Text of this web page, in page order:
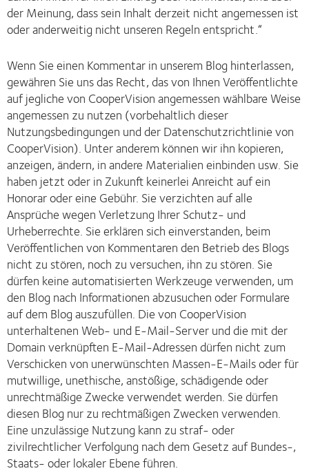
der Meinung, dass sein Inhalt derzeit nicht angemessen ist
oder anderweitig nicht unseren Regeln entspricht.“
Wenn Sie einen Kommentar in unserem Blog hinterlassen,
gewähren Sie uns das Recht, das von Ihnen Veröffentlichte
auf jegliche von CooperVision angemessen wählbare Weise
angemessen zu nutzen (vorbehaltlich dieser
Nutzungsbedingungen und der Datenschutzrichtlinie von
CooperVision). Unter anderem können wir ihn kopieren,
anzeigen, ändern, in andere Materialien einbinden usw. Sie
haben jetzt oder in Zukunft keinerlei Anreicht auf ein
Honorar oder eine Gebühr. Sie verzichten auf alle
Ansprüche wegen Verletzung Ihrer Schutz- und
Urheberrechte. Sie erklären sich einverstanden, beim
Veröffentlichen von Kommentaren den Betrieb des Blogs
nicht zu stören, noch zu versuchen, ihn zu stören. Sie
dürfen keine automatisierten Werkzeuge verwenden, um
den Blog nach Informationen abzusuchen oder Formulare
auf dem Blog auszufüllen. Die von CooperVision
unterhaltenen Web- und E-Mail-Server und die mit der
Domain verknüpften E-Mail-Adressen dürfen nicht zum
Verschicken von unerwünschten Massen-E-Mails oder für
mutwillige, unethische, anstößige, schädigende oder
unrechtmäßige Zwecke verwendet werden. Sie dürfen
diesen Blog nur zu rechtmäßigen Zwecken verwenden.
Eine unzulässige Nutzung kann zu straf- oder
zivilrechtlicher Verfolgung nach dem Gesetz auf Bundes-,
Staats- oder lokaler Ebene führen.